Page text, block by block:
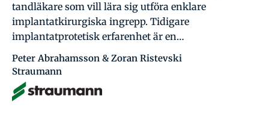
tandläkare som vill lära sig utföra enklare
implantatkirurgiska ingrepp. Tidigare
implantatprotetisk erfarenhet är en…
Peter Abrahamsson & Zoran Ristevski
Straumann